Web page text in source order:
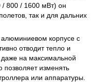
/ 800 / 1600 мВт) он
так и для дальних
корпусе с
отводит тепло и
даже на максимальной
изменять
или аппаратуры.